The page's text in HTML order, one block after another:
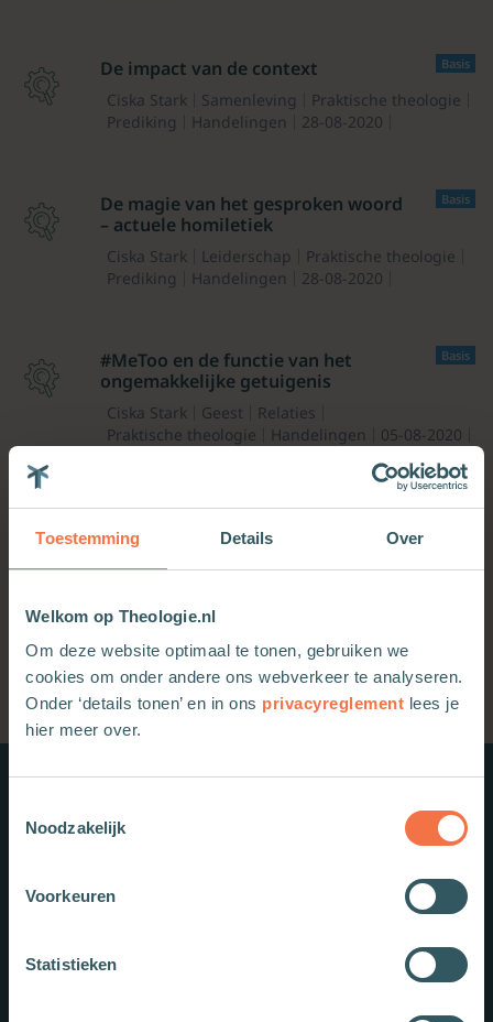
Toestemming Details Over
Welkom op Theologie.nl
Om deze website optimaal te tonen, gebruiken we
cookies om onder andere ons webverkeer te analyseren.
Onder ‘details tonen’ en in ons privacyreglement lees je
hier meer over.
Noodzakelijk
Voorkeuren
Statistieken
Basis
De impact van de context
Ciska Stark Samenleving
Praktische theologie
Prediking
Handelingen 28-08-2020
Basis
De magie van het gesproken woord
– actuele homiletiek
Ciska Stark Leiderschap
Praktische theologie
Prediking
Handelingen 28-08-2020
Basis
#MeToo en de functie van het
ongemakkelijke getuigenis
Ciska Stark Geest
Relaties
Praktische theologie
Handelingen 05-08-2020
Premium
‘Scheef in de werkelijkheid’
Ciska Stark Geest
Praktische theologie
Prediking
Areopagus IZB 01-06-2018